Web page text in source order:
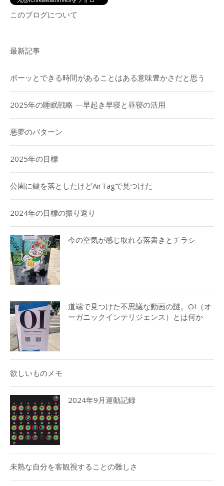
このブログについて
最新記事
ボーッとできる時間があることはある意味豊かさだと思う
2025年の睡眠戦略 —早起き早寝と昼寝の活用
悪夢のパターン
2025年の目標
公園に鍵を落としたけどAirTagで見つけた
2024年の目標の振り返り
今の空気が感じ取れる落書きとチラシ
道端で見つけた不思議な動画の謎。OI（オ
ーガニックインテリジェンス）とは何か
欲しいものメモ
2024年9月運動記録
未熟な自分を客観視することの難しさ